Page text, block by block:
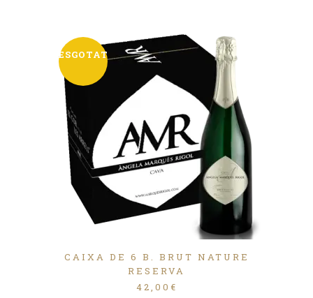
ESGOTAT
CAIXA DE 6 B. BRUT NATURE
RESERVA
42,00 €